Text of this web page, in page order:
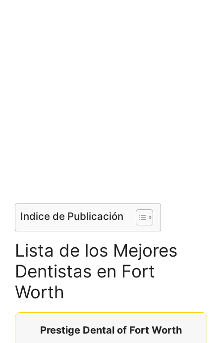
Indice de Publicación
Lista de los Mejores
Dentistas en Fort
Worth
Prestige Dental of Fort Worth